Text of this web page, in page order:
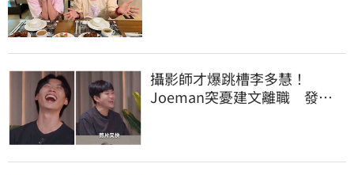
攝影師才爆跳槽李多慧！
Joeman突憂建文離職 發聲